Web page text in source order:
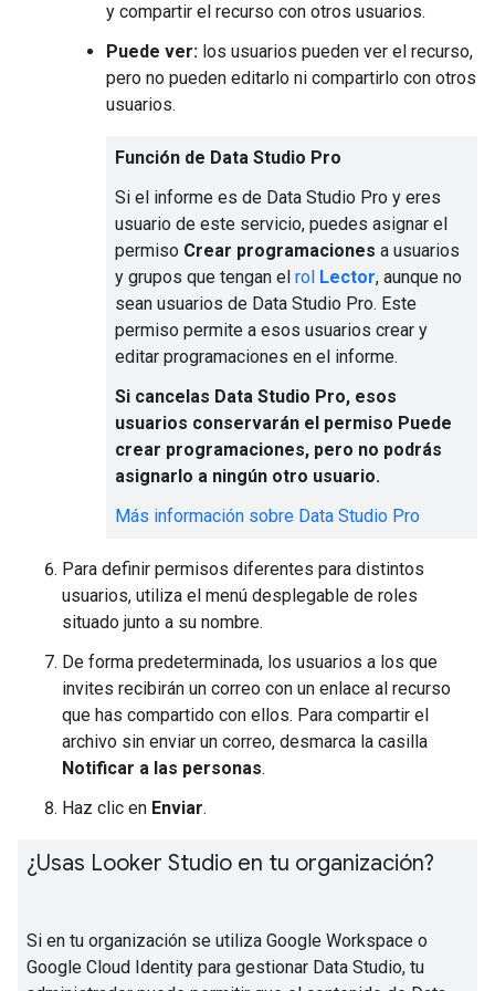
y compartir el recurso con otros usuarios.
Puede ver: los usuarios pueden ver el recurso,
pero no pueden editarlo ni compartirlo con otros
usuarios.
Función de Data Studio Pro
Si el informe es de Data Studio Pro y eres
usuario de este servicio, puedes asignar el
permiso Crear programaciones a usuarios
y grupos que tengan el rol Lector, aunque no
sean usuarios de Data Studio Pro. Este
permiso permite a esos usuarios crear y
editar programaciones en el informe.
Si cancelas Data Studio Pro, esos
usuarios conservarán el permiso Puede
crear programaciones, pero no podrás
asignarlo a ningún otro usuario.
Más información sobre Data Studio Pro
Para definir permisos diferentes para distintos
usuarios, utiliza el menú desplegable de roles
situado junto a su nombre.
De forma predeterminada, los usuarios a los que
invites recibirán un correo con un enlace al recurso
que has compartido con ellos. Para compartir el
archivo sin enviar un correo, desmarca la casilla
Notificar a las personas.
Haz clic en Enviar.
¿Usas Looker Studio en tu organización?
Si en tu organización se utiliza Google Workspace o
Google Cloud Identity para gestionar Data Studio, tu